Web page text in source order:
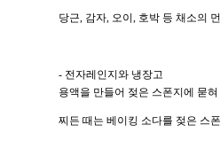
당근, 감자, 오이, 호박 등 채소의
- 전자레인지와 냉장고
용액을 만들어 젖은 스폰지에 묻
찌든 때는 베이킹 소다를 젖은 스